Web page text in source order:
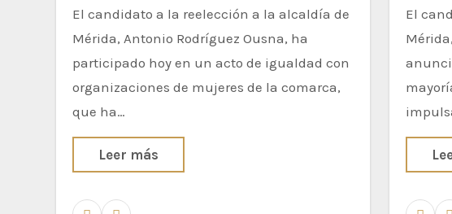
El candidato a la reelección a la alcaldía de
Mérida, Antonio Rodríguez Ousna, ha
participado hoy en un acto de igualdad con
organizaciones de mujeres de la comarca,
que ha…
Leer más
El candidato del PSOE a la alcaldía de